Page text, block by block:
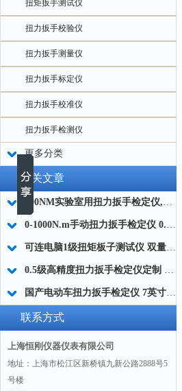
扭矩扳手测试仪
扭力扳手校验仪
扭力扳手测量仪
扭力扳手标定仪
扭力扳手校准仪
扭力扳手检测仪
更多分类
相关文章
200NM实验室用扭力扳手检定仪,标准扭力扳手效验仪品牌
0-1000N.m手动扭力扳手检定仪 0.5级手动扭力扳手精度测试仪厂家
可连电脑1级扭矩板子测试仪 双量程扭矩板子校准仪生产商
0.5级高精度扭力扳手检定仪定制 0.5级便携式扭力扳手检定仪带校准证书
国产电动车扭力扳手检定仪 7英寸触摸屏电动车扭矩校准台300NM厂家
联系方式
上海恒刚仪器仪表有限公司
地址：上海市松江区新桥镇九新公路2888号5
号楼